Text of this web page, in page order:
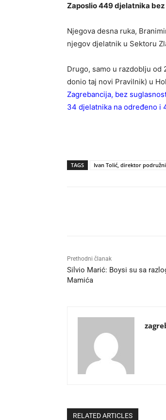
Zaposlio 449 djelatnika
Njegova desna ruka,
njegov djelatnik u Sektoru
Drugo, samo u razdoblju od
donio taj novi Pravilnik) u
Zagrebancija, bez
34 djelatnika na određeno i
TAGS Ivan Tolić, direktor
Prethodni članak
Silvio Marić: Boysi su sa
Mamića
RELATED ARTICLES